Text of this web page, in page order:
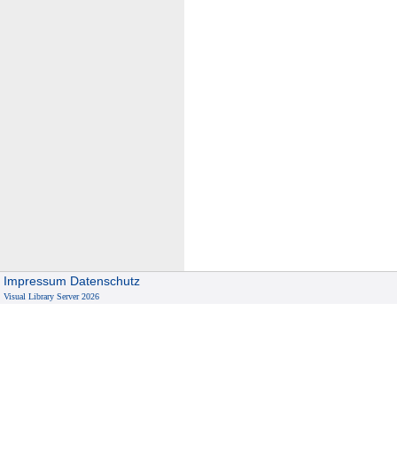
Impressum Datenschutz
Visual Library Server 2026